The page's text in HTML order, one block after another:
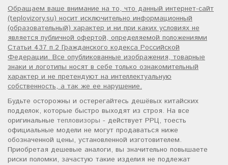
Обращаем ваше внимание на то, что данный интернет-сайт
(teplovizory.su) носит исключительно информационный
(образовательный) характер и ни при каких условиях не
является публичной офертой, определяемой положениями
Статьи 437 п.2 Гражданского кодекса Российской
Федерации. Все опубликованные изображения, товарные
знаки и логотипы носят в себе только ознакомительный
характер и не претендуют на интеллектуальную
собственность, а так же ее нарушение.
Будьте осторожны и остерегайтесь дешёвых китайских
подделок, которые быстро выходят из строя. На все
оригинальные тепловизоры - действует РРЦ, тоесть
официальные модели не могут продаваться ниже
обозначенной цены, установленной изготовителем.
Приобретая дешевые аналоги, вы значительно повышаете
риски поломки, зачастую такие изделия не подлежат